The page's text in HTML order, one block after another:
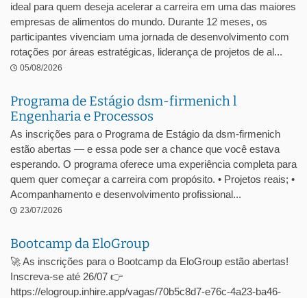
ideal para quem deseja acelerar a carreira em uma das maiores
empresas de alimentos do mundo. Durante 12 meses, os
participantes vivenciam uma jornada de desenvolvimento com
rotações por áreas estratégicas, liderança de projetos de al...
05/08/2026
Programa de Estágio dsm-firmenich l
Engenharia e Processos
As inscrições para o Programa de Estágio da dsm-firmenich
estão abertas — e essa pode ser a chance que você estava
esperando. O programa oferece uma experiência completa para
quem quer começar a carreira com propósito. • Projetos reais; •
Acompanhamento e desenvolvimento profissional...
23/07/2026
Bootcamp da EloGroup
🚀 As inscrições para o Bootcamp da EloGroup estão abertas!
Inscreva-se até 26/07 👉
https://elogroup.inhire.app/vagas/70b5c8d7-e76c-4a23-ba46-